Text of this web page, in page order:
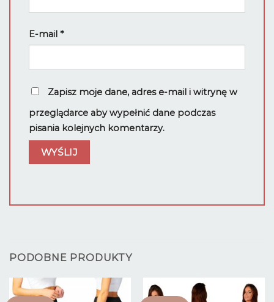
E-mail *
Zapisz moje dane, adres e-mail i witrynę w
przeglądarce aby wypełnić dane podczas
pisania kolejnych komentarzy.
PODOBNE PRODUKTY